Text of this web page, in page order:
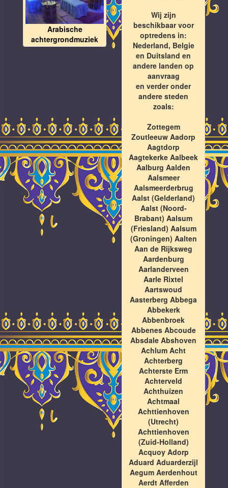
Arabische
achtergrondmuziek
Wij zijn
beschikbaar voor
optredens in:
Nederland, Belgie
en Duitsland en
andere landen op
aanvraag
en verder onder
andere steden
zoals:
Zottegem
Zoutleeuw Aadorp
Aagtdorp
Aagtekerke Aalbeek
Aalburg Aalden
Aalsmeer
Aalsmeerderbrug
Aalst (Gelderland)
Aalst (Noord-
Brabant) Aalsum
(Friesland) Aalsum
(Groningen) Aalten
Aan de Rijksweg
Aardenburg
Aarlanderveen
Aarle Rixtel
Aartswoud
Aasterberg Abbega
Abbekerk
Abbenbroek
Abbenes Abcoude
Absdale Abshoven
Achlum Acht
Achterberg
Achterste Erm
Achterveld
Achthuizen
Achtmaal
Achttienhoven
(Utrecht)
Achttienhoven
(Zuid-Holland)
Acquoy Adorp
Aduard Aduarderzijl
Aegum Aerdenhout
Aerdt Afferden